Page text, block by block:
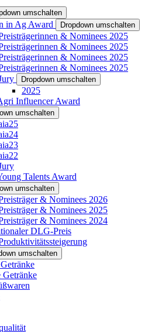
umschalten
in Ag Award Dropdown umschalten
& Nominees 2025
& Nominees 2025
& Nominees 2025
& Nominees 2025
Dropdown umschalten
2025
Influencer Award
umschalten
Talents Award
umschalten
& Nominees 2026
& Nominees 2025
& Nominees 2024
DLG-Preis
umschalten